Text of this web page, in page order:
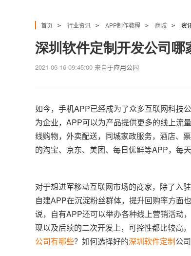
首页 > 行业资讯 > APP制作教程 > 商城 > 资
深圳软件定制开发公司
2021-06-16 09:45:00 来自于应用公园
如今，手机APP已经成为了众多互联网科技
为企业，APP可以为产品提供更多的线上流
线购物，外卖配送，同城家政服务，酒店、
的淘宝、京东、美团、每日优鲜等APP，每
对于想进军移动互联网市场的商家，除了入
自建APP在沉淀粉丝群体，提升回购率方面
说，自有APP还可以举办各种线上营销活动
现以及后续的二次开发上，可控性都比较高
公司有哪些？如何选择好的深圳软件定制公